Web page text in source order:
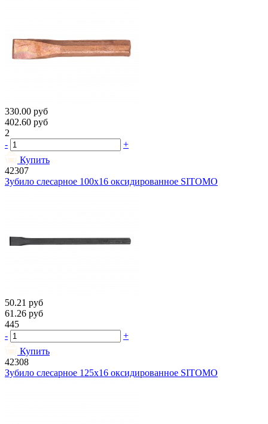
330.00 руб
402.60 руб
2
-
+
Купить
42307
Зубило слесарное 100х16 оксидированное SITOMO
50.21 руб
61.26 руб
445
-
+
Купить
42308
Зубило слесарное 125х16 оксидированное SITOMO